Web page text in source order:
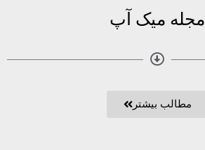
مجله میک آپ
مطالب بیشتر